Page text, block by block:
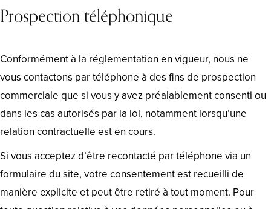
Prospection téléphonique
Conformément à la réglementation en vigueur, nous ne
vous contactons par téléphone à des fins de prospection
commerciale que si vous y avez préalablement consenti ou
dans les cas autorisés par la loi, notamment lorsqu’une
relation contractuelle est en cours.
Si vous acceptez d’être recontacté par téléphone via un
formulaire du site, votre consentement est recueilli de
manière explicite et peut être retiré à tout moment. Pour